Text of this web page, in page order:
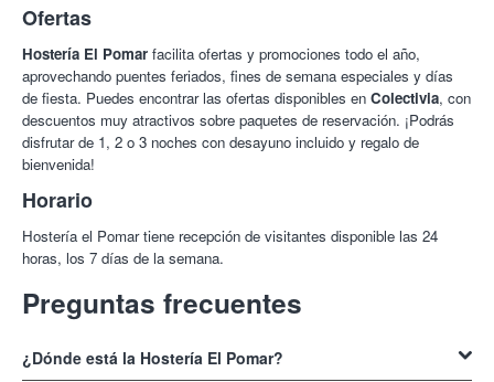
Ofertas
Hostería El Pomar facilita ofertas y promociones todo el año,
aprovechando puentes feriados, fines de semana especiales y días
de fiesta. Puedes encontrar las ofertas disponibles en Colectivia, con
descuentos muy atractivos sobre paquetes de reservación. ¡Podrás
disfrutar de 1, 2 o 3 noches con desayuno incluido y regalo de
bienvenida!
Horario
Hostería el Pomar tiene recepción de visitantes disponible las 24
horas, los 7 días de la semana.
Preguntas frecuentes
¿Dónde está la Hostería El Pomar?